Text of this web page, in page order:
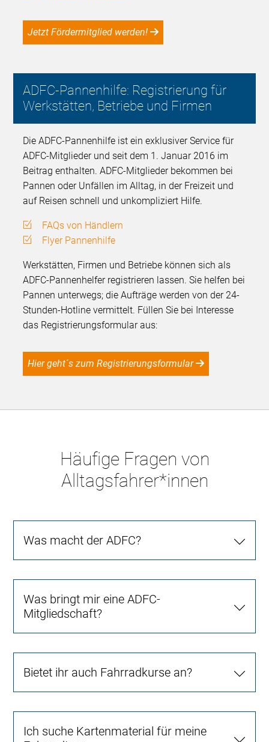
Jetzt Fördermitglied werden!
ADFC-Pannenhilfe: Registrierung für
Werkstätten, Betriebe und Firmen
Die ADFC-Pannenhilfe ist ein exklusiver Service für
ADFC-Mitglieder und seit dem 1. Januar 2016 im
Beitrag enthalten. ADFC-Mitglieder bekommen bei
Pannen oder Unfällen im Alltag, in der Freizeit und
auf Reisen schnell und unkompliziert Hilfe.
FAQs von Händlern
Flyer Pannenhilfe
Werkstätten, Firmen und Betriebe können sich als
ADFC-Pannenhelfer registrieren lassen. Sie helfen bei
Pannen unterwegs; die Aufträge werden von der 24-
Stunden-Hotline vermittelt. Füllen Sie bei Interesse
das Registrierungsformular aus:
Hier geht´s zum Registrierungsformular
Häufige Fragen von
Alltagsfahrer*innen
Was macht der ADFC?
Was bringt mir eine ADFC-
Mitgliedschaft?
Bietet ihr auch Fahrradkurse an?
Ich suche Kartenmaterial für meine